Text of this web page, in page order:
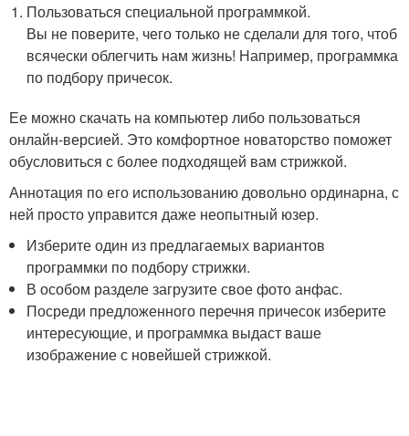
Пользоваться специальной программкой.
Вы не поверите, чего только не сделали для того, чтоб
всячески облегчить нам жизнь! Например, программка
по подбору причесок.
Ее можно скачать на компьютер либо пользоваться
онлайн-версией. Это комфортное новаторство поможет
обусловиться с более подходящей вам стрижкой.
Аннотация по его использованию довольно ординарна, с
ней просто управится даже неопытный юзер.
Изберите один из предлагаемых вариантов
программки по подбору стрижки.
В особом разделе загрузите свое фото анфас.
Посреди предложенного перечня причесок изберите
интересующие, и программка выдаст ваше
изображение с новейшей стрижкой.